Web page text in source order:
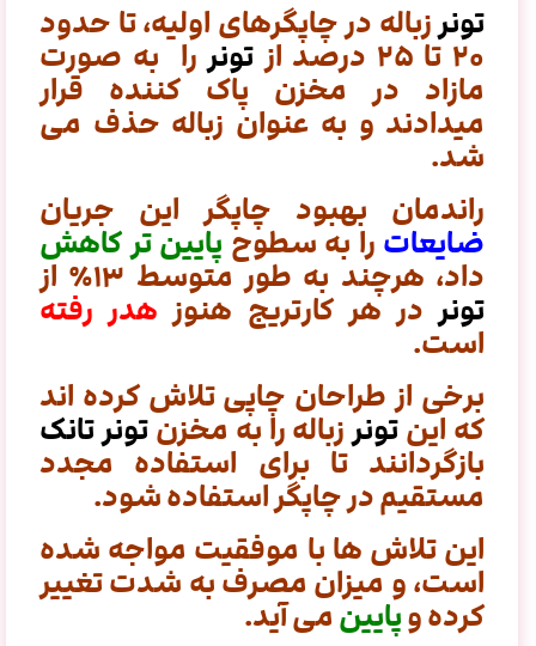
تونرزباله در چاپگرهای اولیه، تا حدود
۲۰ تا ۲۵ درصد از تونررا به صورت
مازاد در مخزن پاک کننده قرار
میدادند و به عنوان زباله حذف می
شد.
راندمان بهبود چاپگر این جریان
ضایعاترا به سطوح پایین تر کاهش
داد، هرچند به طور متوسط ​​۱۳٪ از
تونردر هر کارتریج هنوز هدر رفته
است.
برخی از طراحان چاپی تلاش کرده اند
که اینتونرزباله را به مخزنتونر تانک
بازگردانند تا برای استفاده مجدد
مستقیم در چاپگر استفاده شود.
این تلاش ها با موفقیت مواجه شده
است، و میزان مصرف به شدت تغییر
کرده وپایینمی آید.